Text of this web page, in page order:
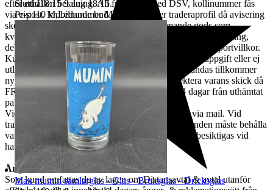
efter erhållen betalning. All frakt sker med DSV, kollinummer fås
via e-post. Mobilnummer Måste anges i er traderaprofil då avisering
sker via sms. Lagerhyra & retur för skrymmande gods som
kvarligger hos terminalombud i mer än tre dagar efter avisering,
debiteras från dag fyra löpande per dag enl. DSVs transportvillkor.
Kunden står för returkostnaden vid felaktig leveransuppgift eller ej
utlöst paket med minst 200:-, önskas varan åter sändas tillkommer
ny fraktkostnad. Kunden ansvarar för att inspektera varans skick då
FRAKTSKADA måste anmälas till oss inom 3 dagar från uthämtat
paket.
Vid en transportskada skall kunden kontakta oss via mail. Vid
transportskada får kunden ej använda varan & kunden måste behålla
varans emballage, så att hela paketet & varan kan besiktigas vid
handläggning av skadeärende.
Ångerrätt & Reklamation
Som kund omfattas du av lagen om Distansavtal & avtal utanför
Sluttid18:15 9 aug 18:15.
Pris:110 kr,Ledande bud.
Max mumin samlarglas - Glas - Bruksglas - Dricksglas